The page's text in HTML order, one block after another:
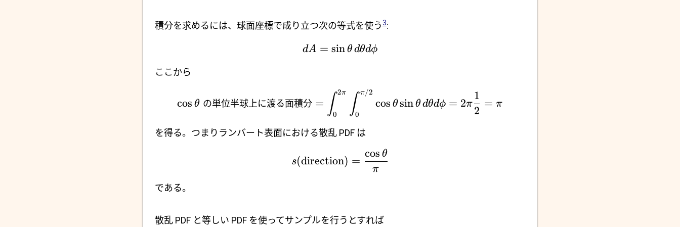
積分を求めるには、球面座標で成り立つ次の等式を使う3:
dA = sinθ dθdϕ
ここから
cos θ の単位半球上に渡る面積分 = ∫0
2π ∫0
π/2
cos θ sinθ dθdϕ = 2π
2
1
= π
を得る。つまりランバート表面における散乱 PDF は
s(direction) =
π
cos θ
である。
散乱 PDF と等しい PDF を使ってサンプルを行うとすれば